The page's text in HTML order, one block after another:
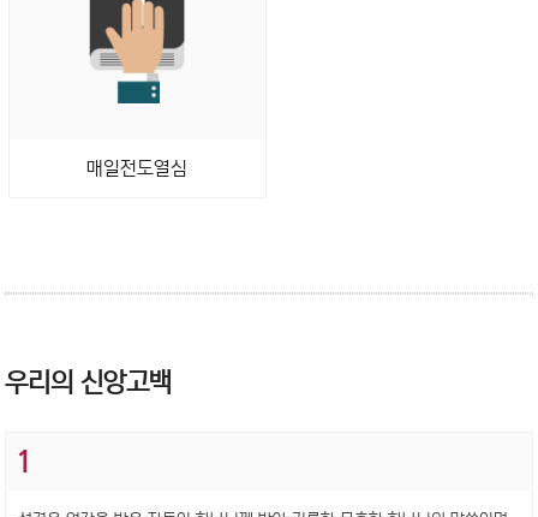
매일전도열심
우리의 신앙고백
1